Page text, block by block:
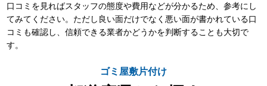
口コミを見ればスタッフの態度や費用などが分かるため、参考にし
てみてください。ただし良い面だけでなく悪い面が書かれている口
コミも確認し、信頼できる業者かどうかを判断することも大切で
す。
ゴミ屋敷片付け